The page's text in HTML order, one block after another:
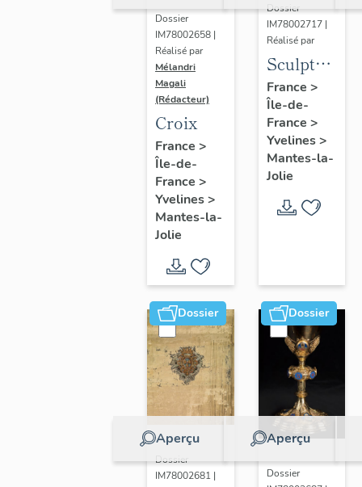
Dossier
IM78002658 |
Réalisé par
Mélandri
Magali
(Rédacteur)
Croix
France >
Île-de-
France >
Yvelines>
Mantes-la-
Jolie
Dossier
IM78002717 |
Réalisé par
Sculpture
: la
Ronde
France >
Île-de-
France >
Yvelines>
Mantes-la-
Jolie
Dossier
Aperçu
Dossier
IM78002681 |
Dossier
Aperçu
Dossier